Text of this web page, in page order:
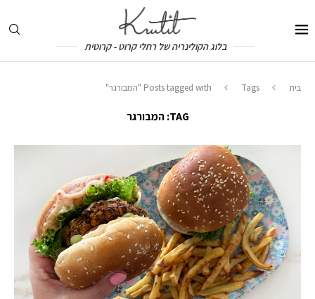
בלוג הקולינריה של רחלי קרוט - קרוטית
בית Tags Posts tagged with "המבורגר"
TAG: המבורגר